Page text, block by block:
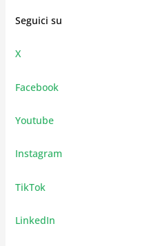
Seguici su
X
Facebook
Youtube
Instagram
TikTok
LinkedIn